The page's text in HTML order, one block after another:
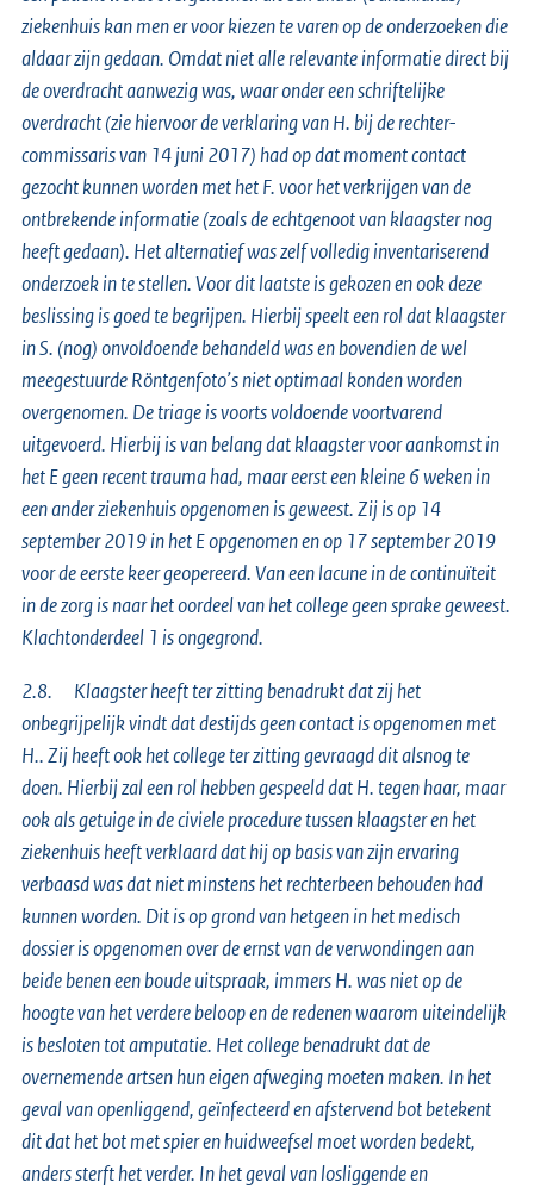
ziekenhuis kan men er voor kiezen te varen op de onderzoeken die
aldaar zijn gedaan. Omdat niet alle relevante informatie direct bij
de overdracht aanwezig was, waar onder een schriftelijke
overdracht (zie hiervoor de verklaring van H. bij de rechter-
commissaris van 14 juni 2017) had op dat moment contact
gezocht kunnen worden met het F. voor het verkrijgen van de
ontbrekende informatie (zoals de echtgenoot van klaagster nog
heeft gedaan). Het alternatief was zelf volledig inventariserend
onderzoek in te stellen. Voor dit laatste is gekozen en ook deze
beslissing is goed te begrijpen. Hierbij speelt een rol dat klaagster
in S. (nog) onvoldoende behandeld was en bovendien de wel
meegestuurde Röntgenfoto’s niet optimaal konden worden
overgenomen. De triage is voorts voldoende voortvarend
uitgevoerd. Hierbij is van belang dat klaagster voor aankomst in
het E geen recent trauma had, maar eerst een kleine 6 weken in
een ander ziekenhuis opgenomen is geweest. Zij is op 14
september 2019 in het E opgenomen en op 17 september 2019
voor de eerste keer geopereerd. Van een lacune in de continuïteit
in de zorg is naar het oordeel van het college geen sprake geweest.
Klachtonderdeel 1 is ongegrond.
2.8. Klaagster heeft ter zitting benadrukt dat zij het
onbegrijpelijk vindt dat destijds geen contact is opgenomen met
H.. Zij heeft ook het college ter zitting gevraagd dit alsnog te
doen. Hierbij zal een rol hebben gespeeld dat H. tegen haar, maar
ook als getuige in de civiele procedure tussen klaagster en het
ziekenhuis heeft verklaard dat hij op basis van zijn ervaring
verbaasd was dat niet minstens het rechterbeen behouden had
kunnen worden. Dit is op grond van hetgeen in het medisch
dossier is opgenomen over de ernst van de verwondingen aan
beide benen een boude uitspraak, immers H. was niet op de
hoogte van het verdere beloop en de redenen waarom uiteindelijk
is besloten tot amputatie. Het college benadrukt dat de
overnemende artsen hun eigen afweging moeten maken. In het
geval van openliggend, geïnfecteerd en afstervend bot betekent
dit dat het bot met spier en huidweefsel moet worden bedekt,
anders sterft het verder. In het geval van losliggende en